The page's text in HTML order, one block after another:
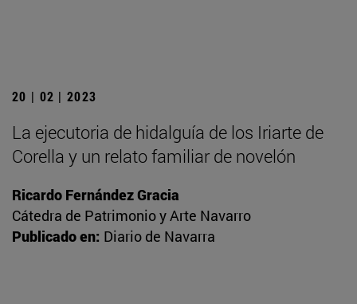
20 | 02 | 2023
La ejecutoria de hidalguía de los Iriarte de
Corella y un relato familiar de novelón
Ricardo Fernández Gracia
Cátedra de Patrimonio y Arte Navarro
Publicado en: Diario de Navarra